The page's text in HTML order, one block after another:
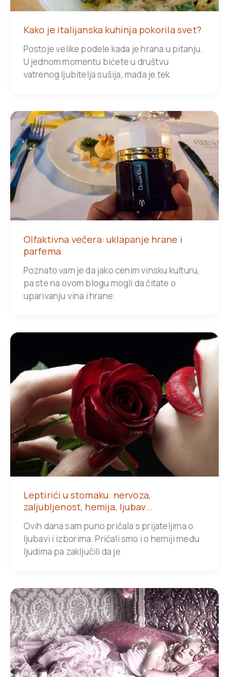
Kako je italijanska kuhinja pokorila svet?
Postoje velike podele kada je hrana u pitanju.
U jednom momentu bićete u društvu
vatrenog ljubitelja sušija, mada je tek
Olfaktivna večera: uklapanje hrane i
parfema
Poznato vam je da jako cenim vinsku kulturu,
pa ste na ovom blogu mogli da čitate o
uparivanju vina i hrane.
Leptirići u stomaku: nervoza,
zaljubljenost, hemija, ljubav…
Ovih dana sam puno pričala s prijateljima o
ljubavi i izborima. Pričali smo i o hemiji među
ljudima pa zaključili da je